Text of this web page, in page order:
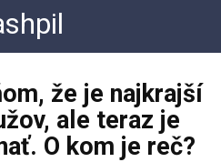
že je najkrajší
ale teraz je
O kom je reč?